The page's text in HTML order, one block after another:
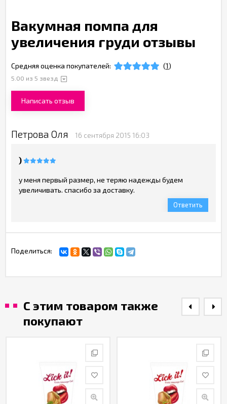
Вакумная помпа для
увеличения груди отзывы
Средняя оценка покупателей: (1)
5.00 из 5 звезд
Написать отзыв
Петрова Оля 16 сентября 2015 16:03
)
у меня первый размер, не теряю надежды будем
увеличивать. спасибо за доставку.
Ответить
Поделиться:
С этим товаром также
покупают